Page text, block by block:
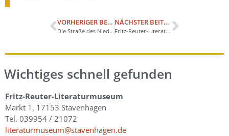
VORHERIGER BEITRAG
Die Straße des Niederdeutschen
NÄCHSTER BEITRAG
Fritz-Reuter-Literaturpreis 2024
Wichtiges schnell gefunden
Fritz-Reuter-Literaturmuseum
Markt 1, 17153 Stavenhagen
Tel. 039954 / 21072
literaturmuseum@stavenhagen.de